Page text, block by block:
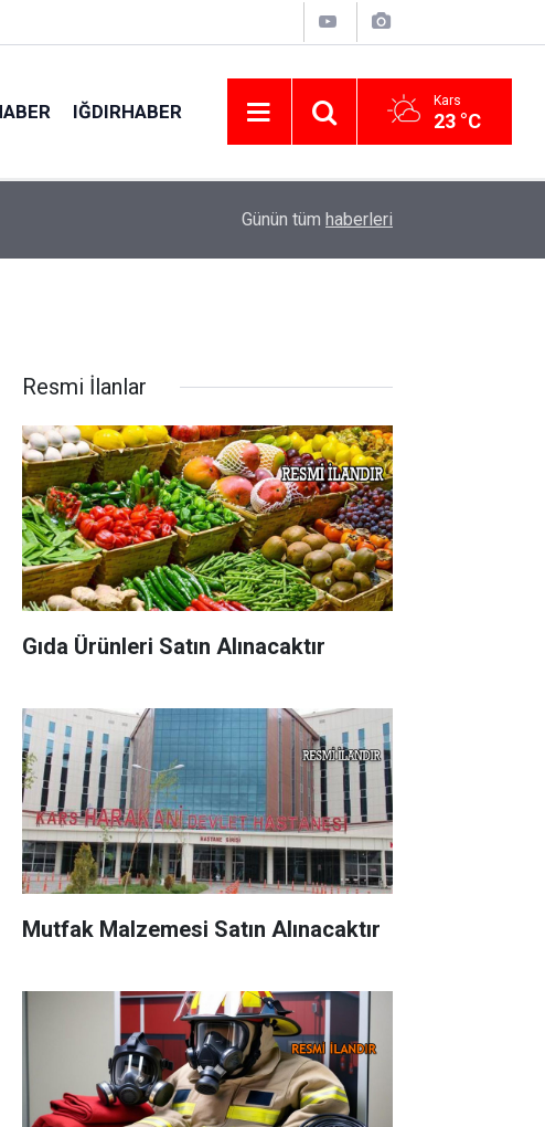
IĞDIRHABER Kars
23 °C
Siirt’te koruma altındaki 5 yaban keçisini
Günün tüm haberleri
Resmi İlanlar
Gıda Ürünleri Satın Alınacaktır
Mutfak Malzemesi Satın Alınacaktır